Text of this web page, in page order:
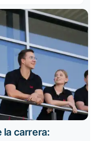
carrera: